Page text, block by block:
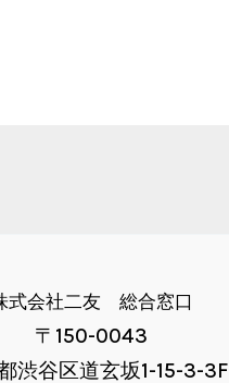
式会社二友 総合窓口
〒150-0043
渋谷区道玄坂1-15-3-3F